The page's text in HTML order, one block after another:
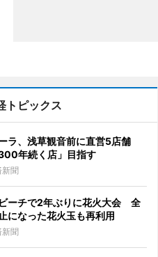
トピックス
ラ、浅草観音前に直営5店舗
年続く店」目指す
聞
ーチで2年ぶりに花火大会 全
になった花火玉も再利用
聞